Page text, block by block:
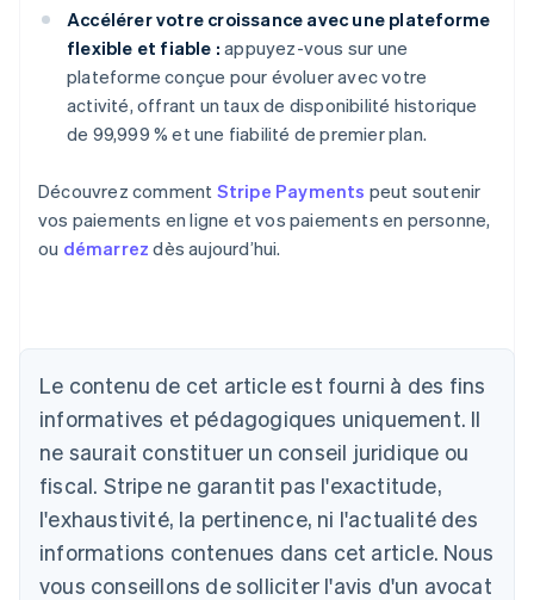
Accélérer votre croissance avec une plateforme
flexible et fiable : appuyez-vous sur une
plateforme conçue pour évoluer avec votre
activité, offrant un taux de disponibilité historique
de 99,999 % et une fiabilité de premier plan.
Découvrez comment Stripe Payments peut soutenir
vos paiements en ligne et vos paiements en personne,
ou démarrez dès aujourd’hui.
Le contenu de cet article est fourni à des fins
informatives et pédagogiques uniquement. Il
ne saurait constituer un conseil juridique ou
fiscal. Stripe ne garantit pas l'exactitude,
l'exhaustivité, la pertinence, ni l'actualité des
informations contenues dans cet article. Nous
vous conseillons de solliciter l'avis d'un avocat
DeutschEnglish
Australie
English
Autriche
DeutschEnglish
NederlandsFrançaisDeutschEnglish
Brésil
Português
Bulgarie
English